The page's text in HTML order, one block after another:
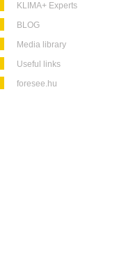
KLIMA+ Experts
BLOG
Media library
Useful links
foresee.hu